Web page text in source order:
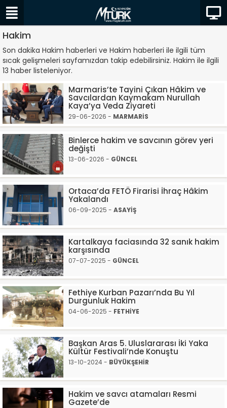
Hakim
Son dakika Hakim haberleri ve Hakim haberleri ile ilgili tüm
sıcak gelişmeleri sayfamızdan takip edebilirsiniz. Hakim ile ilgili
13 haber listeleniyor.
Marmaris’te Tayini Çıkan Hâkim ve
Savcılardan Kaymakam Nurullah
Kaya’ya Veda Ziyareti
29-06-2026 - MARMARİS
Binlerce hakim ve savcının görev yeri
değişti
13-06-2026 - GÜNCEL
Ortaca’da FETÖ Firarisi İhraç Hâkim
Yakalandı
06-09-2025 - ASAYİŞ
Kartalkaya faciasında 32 sanık hakim
karşısında
07-07-2025 - GÜNCEL
Fethiye Kurban Pazarı’nda Bu Yıl
Durgunluk Hakim
04-06-2025 - FETHİYE
Başkan Aras 5. Uluslararası İki Yaka
Kültür Festivali’nde Konuştu
13-10-2024 - BÜYÜKŞEHİR
Hakim ve savcı atamaları Resmi
Gazete’de